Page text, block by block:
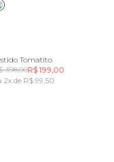
Tomatito
398,00R$ 199,00
2x de R$ 99,50